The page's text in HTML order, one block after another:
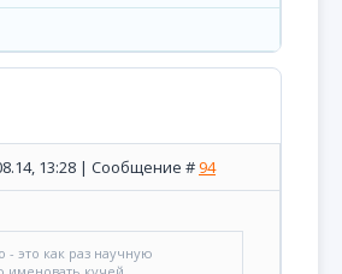
13:28 | Сообщение #94
- это как раз научную